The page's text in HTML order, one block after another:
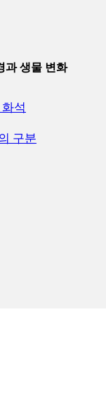
과 생물 변화
석
구분